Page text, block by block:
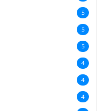
5
5
5
4
4
4